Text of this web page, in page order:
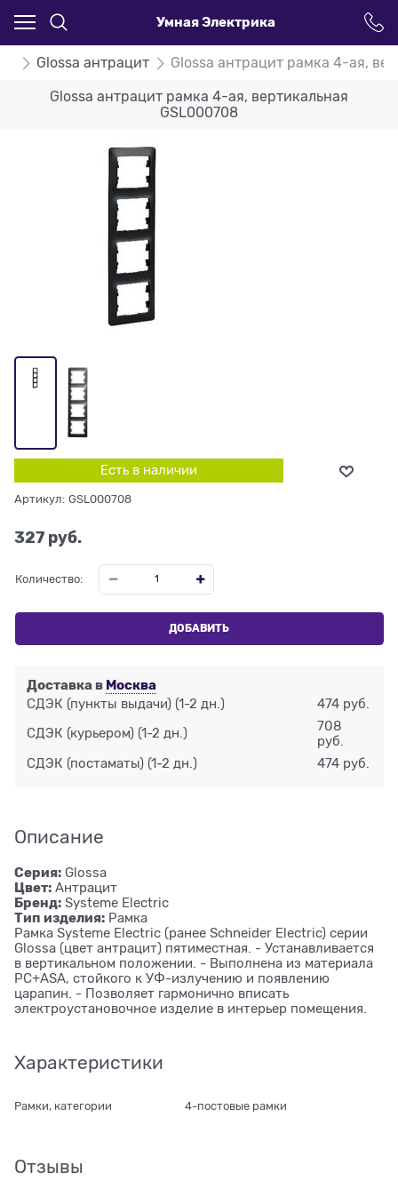
Умная Электрика
Glossa антрацит Glossa антрацит рамка 4-ая,
Glossa антрацит рамка 4-ая, вертикальная
GSL000708
Есть в наличии
Артикул: GSL000708
327 руб.
Количество:
ДОБАВИТЬ
Доставка в Москва
СДЭК (пункты выдачи) (1-2 дн.) 474 руб.
СДЭК (курьером) (1-2 дн.)
708
руб.
СДЭК (постаматы) (1-2 дн.) 474 руб.
Описание
Серия: Glossa
Цвет: Антрацит
Бренд: Systeme Electric
Тип изделия: Рамка
Рамка Systeme Electric (ранее Schneider Electric) серии
Glossa (цвет антрацит) пятиместная. - Устанавливается
в вертикальном положении. - Выполнена из материала
PС+ASA, стойкого к УФ-излучению и появлению
царапин. - Позволяет гармонично вписать
электроустановочное изделие в интерьер помещения.
Характеристики
Рамки, категории 4-постовые рамки
Отзывы